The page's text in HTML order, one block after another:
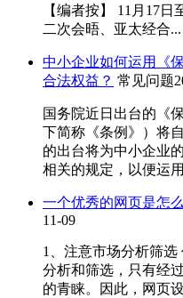
【编者按】 11月17
二次会晤、亚太经合...
中小企业如何运用《
合法权益？ 常见问题
国务院近日出台的《
下简称《条例》）将
的出台将为中小企业
相关的规定，以便运
一个优秀的网页是怎
11-09
1、注意市场分析筛
分析和筛选，只有经
的青睐。因此，网页